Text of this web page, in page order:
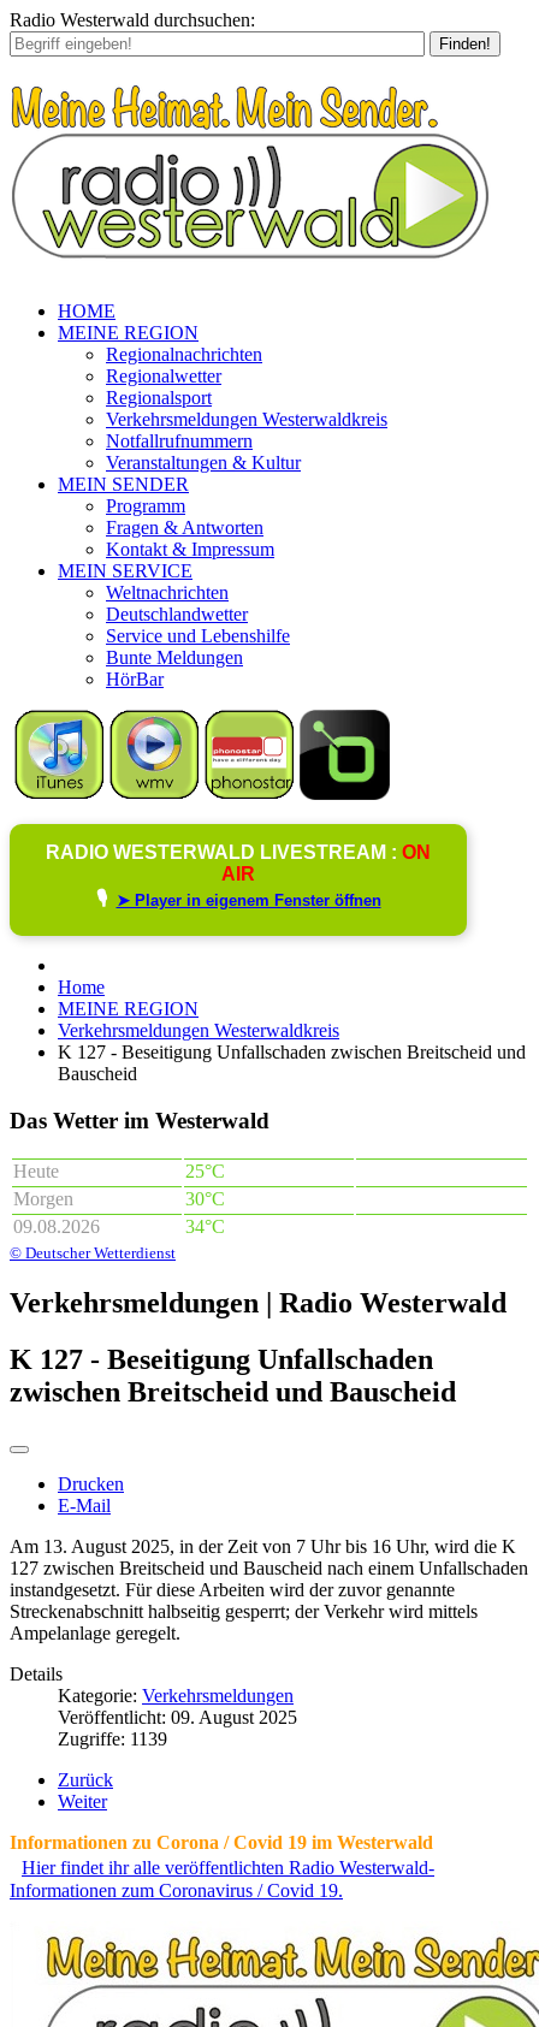
Radio Westerwald durchsuchen:
Finden!
HOME
MEINE REGION
Regionalnachrichten
Regionalwetter
Regionalsport
Verkehrsmeldungen Westerwaldkreis
Notfallrufnummern
Veranstaltungen & Kultur
MEIN SENDER
Programm
Fragen & Antworten
Kontakt & Impressum
MEIN SERVICE
Weltnachrichten
Deutschlandwetter
Service und Lebenshilfe
Bunte Meldungen
HörBar
RADIO WESTERWALD LIVESTREAM : ON
AIR
🎙️ ➤ Player in eigenem Fenster öffnen
Home
MEINE REGION
Verkehrsmeldungen Westerwaldkreis
K 127 - Beseitigung Unfallschaden zwischen Breitscheid und
Bauscheid
Das Wetter im Westerwald
Heute
25°C
Morgen
30°C
09.08.2026
34°C
© Deutscher Wetterdienst
Verkehrsmeldungen | Radio Westerwald
K 127 - Beseitigung Unfallschaden
zwischen Breitscheid und Bauscheid
Drucken
E-Mail
Am 13. August 2025, in der Zeit von 7 Uhr bis 16 Uhr, wird die K
127 zwischen Breitscheid und Bauscheid nach einem Unfallschaden
instandgesetzt. Für diese Arbeiten wird der zuvor genannte
Streckenabschnitt halbseitig gesperrt; der Verkehr wird mittels
Ampelanlage geregelt.
Details
Kategorie: Verkehrsmeldungen
Veröffentlicht: 09. August 2025
Zugriffe: 1139
Zurück
Weiter
Informationen zu Corona / Covid 19 im Westerwald
Hier findet ihr alle veröffentlichten Radio Westerwald-
Informationen zum Coronavirus / Covid 19.